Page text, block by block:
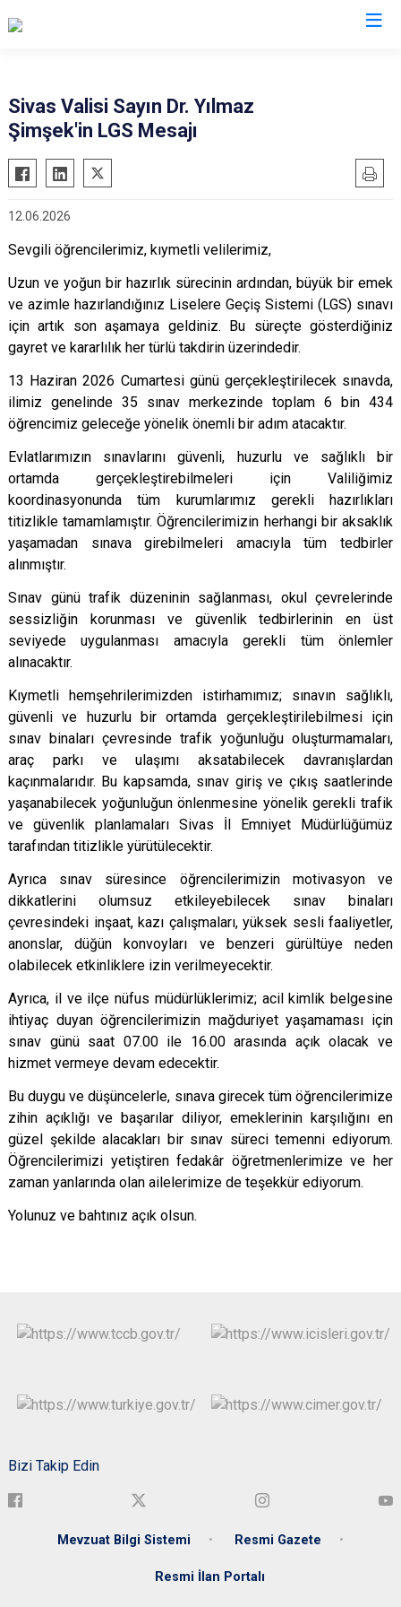
Sivas Valisi Sayın Dr. Yılmaz
Şimşek'in LGS Mesajı
12.06.2026
Sevgili öğrencilerimiz, kıymetli velilerimiz,
Uzun ve yoğun bir hazırlık sürecinin ardından, büyük bir emek
ve azimle hazırlandığınız Liselere Geçiş Sistemi (LGS) sınavı
için artık son aşamaya geldiniz. Bu süreçte gösterdiğiniz
gayret ve kararlılık her türlü takdirin üzerindedir.
13 Haziran 2026 Cumartesi günü gerçekleştirilecek sınavda,
ilimiz genelinde 35 sınav merkezinde toplam 6 bin 434
öğrencimiz geleceğe yönelik önemli bir adım atacaktır.
Evlatlarımızın sınavlarını güvenli, huzurlu ve sağlıklı bir
ortamda gerçekleştirebilmeleri için Valiliğimiz
koordinasyonunda tüm kurumlarımız gerekli hazırlıkları
titizlikle tamamlamıştır. Öğrencilerimizin herhangi bir aksaklık
yaşamadan sınava girebilmeleri amacıyla tüm tedbirler
alınmıştır.
Sınav günü trafik düzeninin sağlanması, okul çevrelerinde
sessizliğin korunması ve güvenlik tedbirlerinin en üst
seviyede uygulanması amacıyla gerekli tüm önlemler
alınacaktır.
Kıymetli hemşehrilerimizden istirhamımız; sınavın sağlıklı,
güvenli ve huzurlu bir ortamda gerçekleştirilebilmesi için
sınav binaları çevresinde trafik yoğunluğu oluşturmamaları,
araç parkı ve ulaşımı aksatabilecek davranışlardan
kaçınmalarıdır. Bu kapsamda, sınav giriş ve çıkış saatlerinde
yaşanabilecek yoğunluğun önlenmesine yönelik gerekli trafik
ve güvenlik planlamaları Sivas İl Emniyet Müdürlüğümüz
tarafından titizlikle yürütülecektir.
Ayrıca sınav süresince öğrencilerimizin motivasyon ve
dikkatlerini olumsuz etkileyebilecek sınav binaları
çevresindeki inşaat, kazı çalışmaları, yüksek sesli faaliyetler,
anonslar, düğün konvoyları ve benzeri gürültüye neden
olabilecek etkinliklere izin verilmeyecektir.
Ayrıca, il ve ilçe nüfus müdürlüklerimiz; acil kimlik belgesine
ihtiyaç duyan öğrencilerimizin mağduriyet yaşamaması için
sınav günü saat 07.00 ile 16.00 arasında açık olacak ve
hizmet vermeye devam edecektir.
Bu duygu ve düşüncelerle, sınava girecek tüm öğrencilerimize
zihin açıklığı ve başarılar diliyor, emeklerinin karşılığını en
güzel şekilde alacakları bir sınav süreci temenni ediyorum.
Öğrencilerimizi yetiştiren fedakâr öğretmenlerimize ve her
zaman yanlarında olan ailelerimize de teşekkür ediyorum.
Yolunuz ve bahtınız açık olsun.
Bizi Takip Edin
Mevzuat Bilgi Sistemi Resmi Gazete
Resmi İlan Portalı